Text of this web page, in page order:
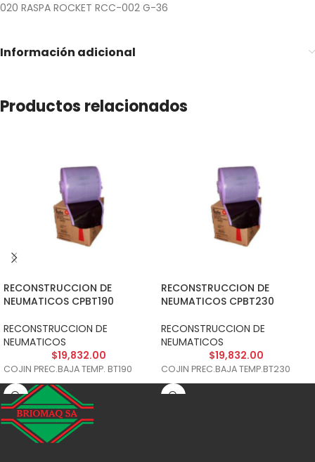
020 RASPA ROCKET RCC-002 G-36
Información adicional
Productos relacionados
RECONSTRUCCION DE
NEUMATICOS CPBT190
RECONSTRUCCION DE
NEUMATICOS
$19,832.00
COJIN PREC.BAJA TEMP. BT190
RECONSTRUCCION DE
NEUMATICOS CPBT230
RECONSTRUCCION DE
NEUMATICOS
$19,832.00
COJIN PREC.BAJA TEMP.BT230